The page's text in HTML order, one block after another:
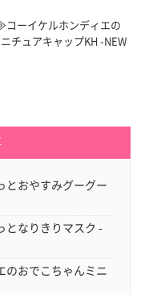
ーイケルホンディエの
チュアキャップKH -NEW
おやすみグーグー
なりきりマスク -
おでこちゃんミニ